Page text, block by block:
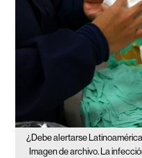
¿Debe alertarse
Imagen de archivo. La